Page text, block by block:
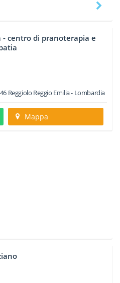
- centro di pranoterapia e
Reggiolo Reggio Emilia - Lombardia
Mappa